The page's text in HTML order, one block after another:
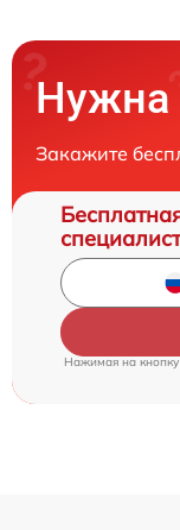
Нужна
Закажите
Нажимая на